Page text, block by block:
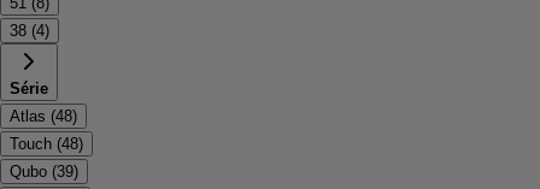
38 (4)
Série
Atlas (48)
Touch (48)
Qubo (39)